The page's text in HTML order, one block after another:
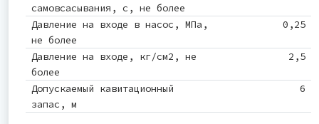
самовсасывания, с, не более
Давление на входе в насос, МПа,
не более
0,25
Давление на входе, кг/см2, не
более
2,5
Допускаемый кавитационный
запас, м
6